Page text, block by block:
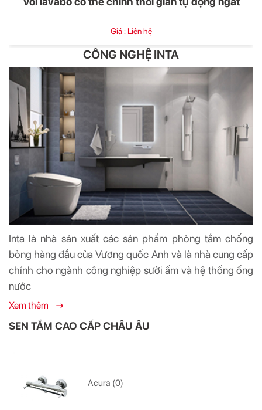
Giá : Liên hệ
CÔNG NGHỆ INTA
Inta là nhà sản xuất các sản phẩm phòng tắm chống
bỏng hàng đầu của Vương quốc Anh và là nhà cung cấp
chính cho ngành công nghiệp sưởi ấm và hệ thống ống
nước
Xem thêm
SEN TẮM CAO CẤP CHÂU ÂU
Acura (0)